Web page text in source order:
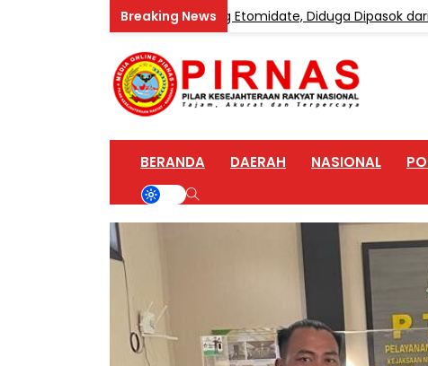
Vape Mengandung Etomidate, Diduga Dipasok dari Kamboja
BERANDA DAERAH NASIONAL